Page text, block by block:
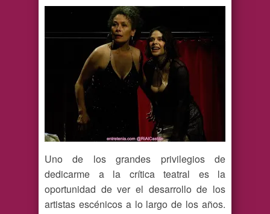
Uno de los grandes privilegios de
dedicarme a la crítica teatral es la
oportunidad de ver el desarrollo de los
artistas escénicos a lo largo de los años.